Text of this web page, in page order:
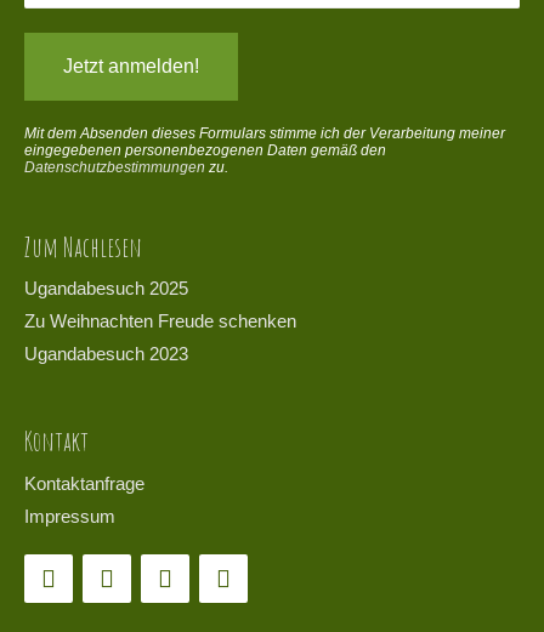
Mit dem Absenden dieses Formulars stimme ich der Verarbeitung meiner
eingegebenen personenbezogenen Daten gemäß den
Datenschutzbestimmungen zu.
Zum Nachlesen
Ugandabesuch 2025
Zu Weihnachten Freude schenken
Ugandabesuch 2023
Kontakt
Kontaktanfrage
Impressum